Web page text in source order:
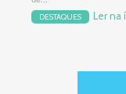
DESTAQUES Ler na